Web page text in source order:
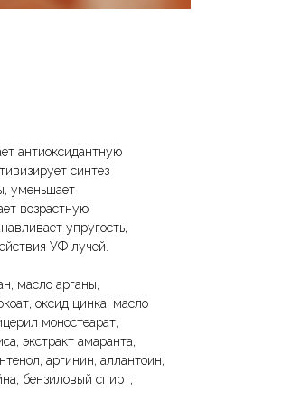
антиоксидантную
синтез
уменьшает
возрастную
упругость,
УФ лучей.
масло арганы,
оксид цинка, масло
моностеарат,
экстракт амаранта,
аргинин, аллантоин,
бензиловый спирт,